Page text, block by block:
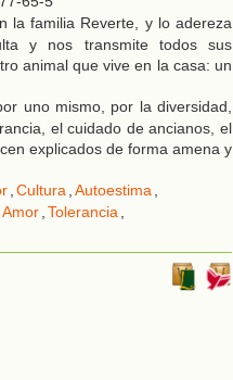
la familia Reverte, y lo adereza
y nos transmite todos sus
animal que vive en la casa: un
uno mismo, por la diversidad,
el cuidado de ancianos, el
explicados de forma amena y
,Cultura,Autoestima,
Amor,Tolerancia,